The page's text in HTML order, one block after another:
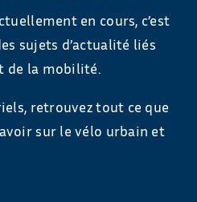
en cours, c’est
sujets d’actualité liés
de la mobilité.
retrouvez tout ce que
sur le vélo urbain et